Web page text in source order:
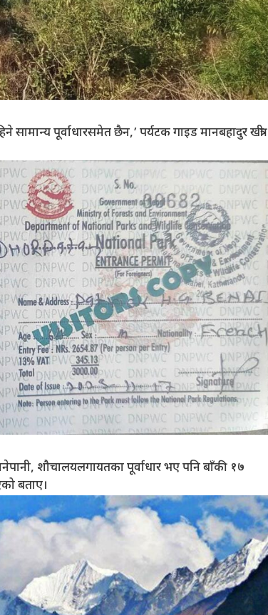
पूर्वाधारसमेत छैन,’ पर्यटक गाइड मानबहादुर खत्री
शौचालयलगायतका पूर्वाधार भए पनि बाँकी १७
बताए।